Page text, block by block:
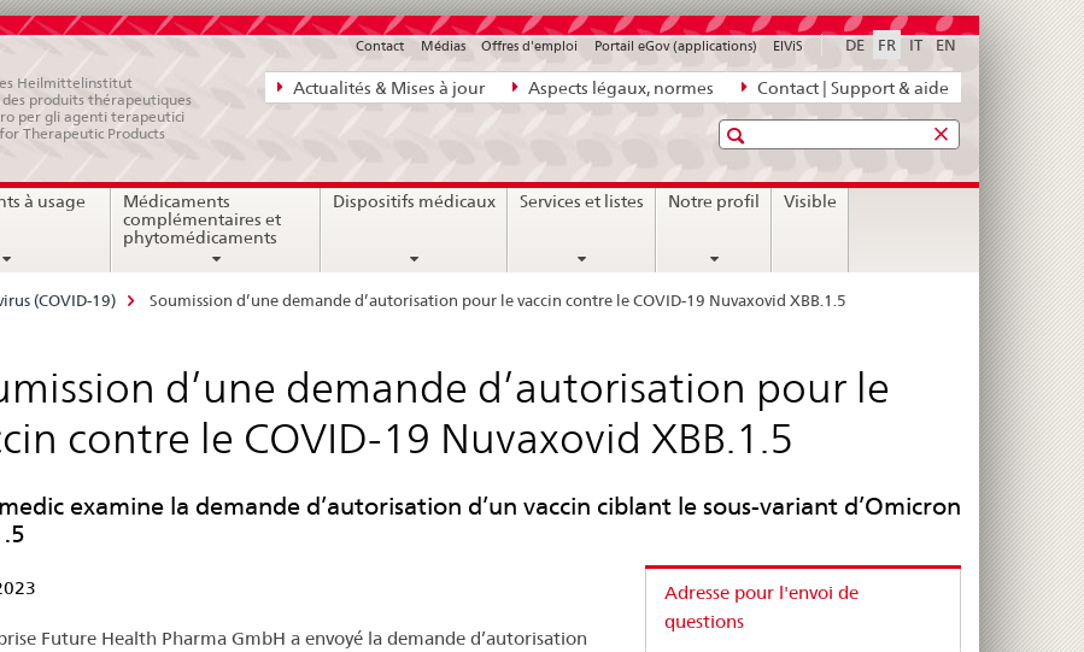
Navigation
directe:
bases
juridiques,
contact
Actualités & Mises à jour Aspects légaux, normes Contact | Support & aide
DE FR IT EN
Contact Médias Offres d'emploi Portail eGov (applications) ElViS
Heilmittelinstitut
produits thérapeutiques
per gli agenti terapeutici
Therapeutic Products
Recherche
à usage
Médicaments
complémentaires et
phytomédicaments
Dispositifs médicaux Services et listes Notre profil Visible
(COVID-19) Soumission d’une demande d’autorisation pour le vaccin contre le COVID-19 Nuvaxovid XBB.1.5
d’une demande d’autorisation pour le
contre le COVID-19 Nuvaxovid XBB.1.5
examine la demande d’autorisation d’un vaccin ciblant le sous-variant d’Omicron
Future Health Pharma GmbH a envoyé la demande d’autorisation
Adresse pour l'envoi de
questions